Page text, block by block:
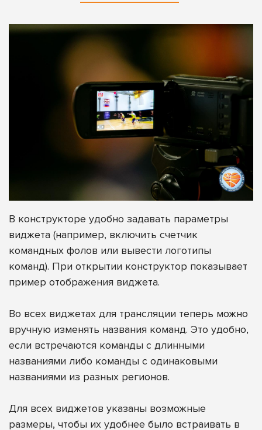
В конструкторе удобно задавать параметры
виджета (например, включить счетчик
командных фолов или вывести логотипы
команд). При открытии конструктор показывает
пример отображения виджета.
Во всех виджетах для трансляции теперь можно
вручную изменять названия команд. Это удобно,
если встречаются команды с длинными
названиями либо команды с одинаковыми
названиями из разных регионов.
Для всех виджетов указаны возможные
размеры, чтобы их удобнее было встраивать в